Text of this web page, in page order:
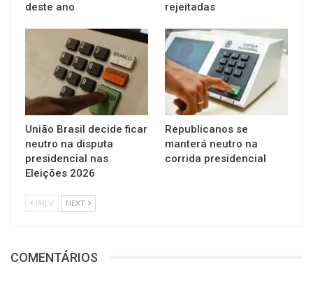
deste ano
rejeitadas
União Brasil decide ficar
neutro na disputa
presidencial nas
Eleições 2026
Republicanos se
manterá neutro na
corrida presidencial
PREV NEXT
COMENTÁRIOS